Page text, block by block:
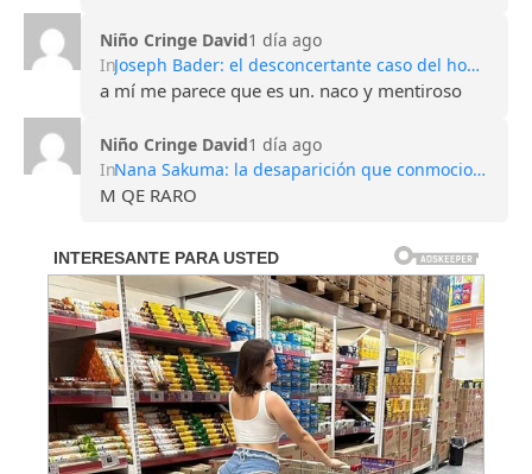
Niño Cringe David1 día ago
In
Joseph Bader: el desconcertante caso del hombre que perdió todos sus recuerdos
a mí me parece que es un. naco y mentiroso
Niño Cringe David1 día ago
In
Nana Sakuma: la desaparición que conmocionó Japón y sigue sin explicación
M QE RARO